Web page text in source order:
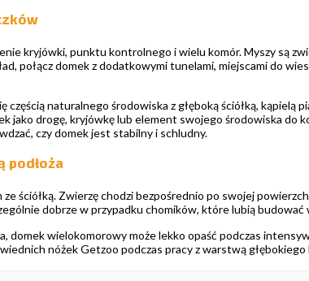
kryjówki, punktu kontrolnego i wielu komór. Myszy są
połącz domek z dodatkowymi tunelami, miejscami do
częścią naturalnego środowiska z głęboką ściółką, kąpielą
jako drogę, kryjówkę lub element swojego środowiska do
czy domek jest stabilny i schludny.
podłoża
ściółką. Zwierzę chodzi bezpośrednio po swojej
dobrze w przypadku chomików, które lubią budować
domek wielokomorowy może lekko opaść podczas
nóżek Getzoo podczas pracy z warstwą